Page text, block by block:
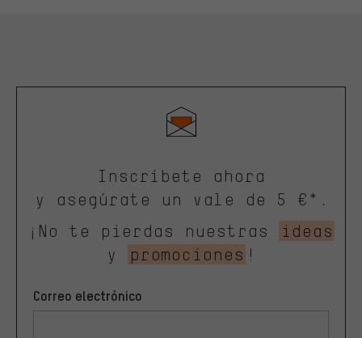
Inscríbete ahora
y asegúrate un vale de 5 €*.
¡No te pierdas nuestras
ideas
y
promociones !
Correo electrónico